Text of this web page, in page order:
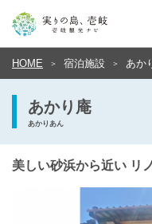
HOME 宿泊施設 あか
あかり庵
あかりあん
美しい砂浜から近い リ